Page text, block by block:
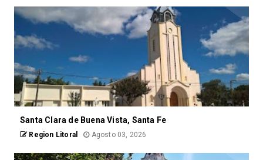
Santa Clara de Buena Vista, Santa Fe
Region Litoral Agosto 03, 2026